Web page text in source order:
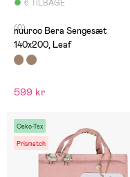
6 TILBAGE
(0)
nuuroo Bera Sengesæt
140x200, Leaf
599 kr
Oeko-Tex
Prismatch